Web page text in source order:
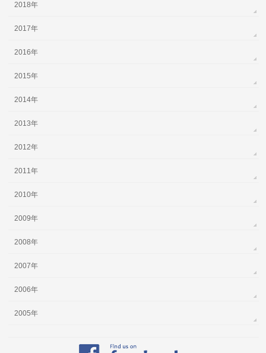
2018年
2017年
2016年
2015年
2014年
2013年
2012年
2011年
2010年
2009年
2008年
2007年
2006年
2005年